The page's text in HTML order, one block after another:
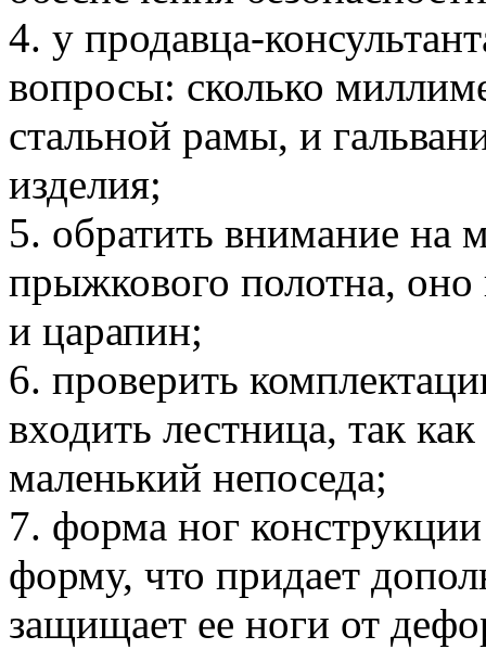
4. у продавца-
вопросы: сколько
стальной рамы, и
изделия;
5. обратить внимание на
прыжкового полотна,
и царапин;
6. проверить
входить лестница, так
маленький непоседа;
7. форма ног
форму, что придает
защищает ее ноги от